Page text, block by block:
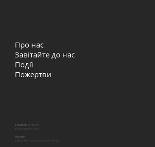
Про нас
Завітайте до нас
Події
Пожертви
Електронна пошта
Локація